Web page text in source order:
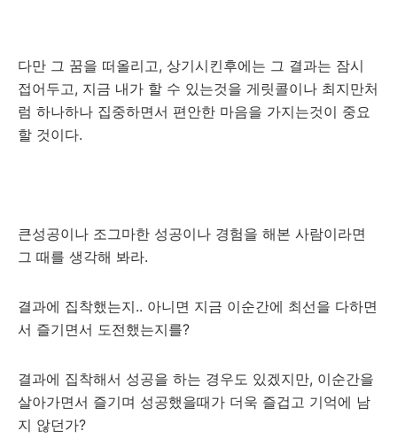
다만 그 꿈을 떠올리고, 상기시킨후에는 그 결과는 잠시
접어두고, 지금 내가 할 수 있는것을 게릿콜이나 최지만처
럼 하나하나 집중하면서 편안한 마음을 가지는것이 중요
할 것이다.
큰성공이나 조그마한 성공이나 경험을 해본 사람이라면
그 때를 생각해 봐라.
결과에 집착했는지.. 아니면 지금 이순간에 최선을 다하면
서 즐기면서 도전했는지를?
결과에 집착해서 성공을 하는 경우도 있겠지만, 이순간을
살아가면서 즐기며 성공했을때가 더욱 즐겁고 기억에 남
지 않던가?